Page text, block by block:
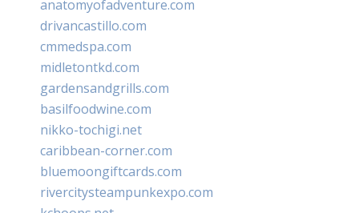
anatomyofadventure.com
drivancastillo.com
cmmedspa.com
midletontkd.com
gardensandgrills.com
basilfoodwine.com
nikko-tochigi.net
caribbean-corner.com
bluemoongiftcards.com
rivercitysteampunkexpo.com